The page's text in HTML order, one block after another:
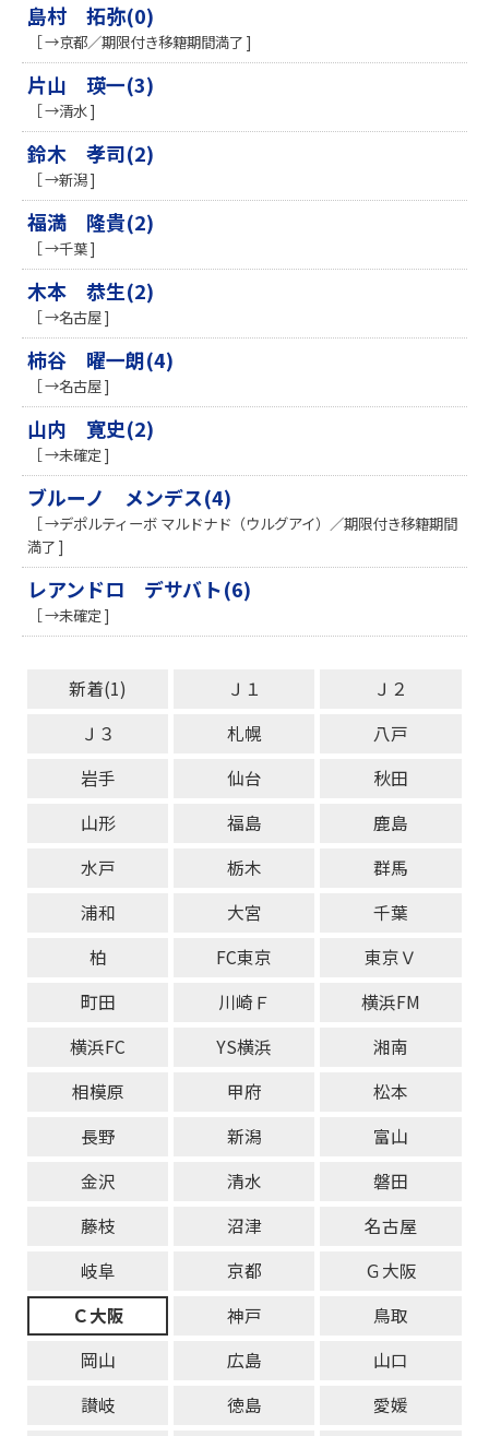
島村 拓弥(0)
［ →京都／期限付き移籍期間満了 ]
片山 瑛一(3)
［ →清水 ]
鈴木 孝司(2)
［ →新潟 ]
福満 隆貴(2)
［ →千葉 ]
木本 恭生(2)
［ →名古屋 ]
柿谷 曜一朗(4)
［ →名古屋 ]
山内 寛史(2)
［ →未確定 ]
ブルーノ メンデス(4)
［ →デポルティーボ マルドナド（ウルグアイ）／期限付き移籍期間
満了 ]
レアンドロ デサバト(6)
［ →未確定 ]
新着(1) Ｊ１
Ｊ２
Ｊ３
札幌
八戸
岩手
仙台
秋田
山形
福島
鹿島
水戸
栃木
群馬
浦和
大宮
千葉
柏
FC東京
東京Ｖ
町田
川崎Ｆ
横浜FM
横浜FC
YS横浜
湘南
相模原
甲府
松本
長野
新潟
富山
金沢
清水
磐田
藤枝
沼津
名古屋
岐阜
京都
Ｇ大阪
Ｃ大阪
神戸
鳥取
岡山
広島
山口
讃岐
徳島
愛媛